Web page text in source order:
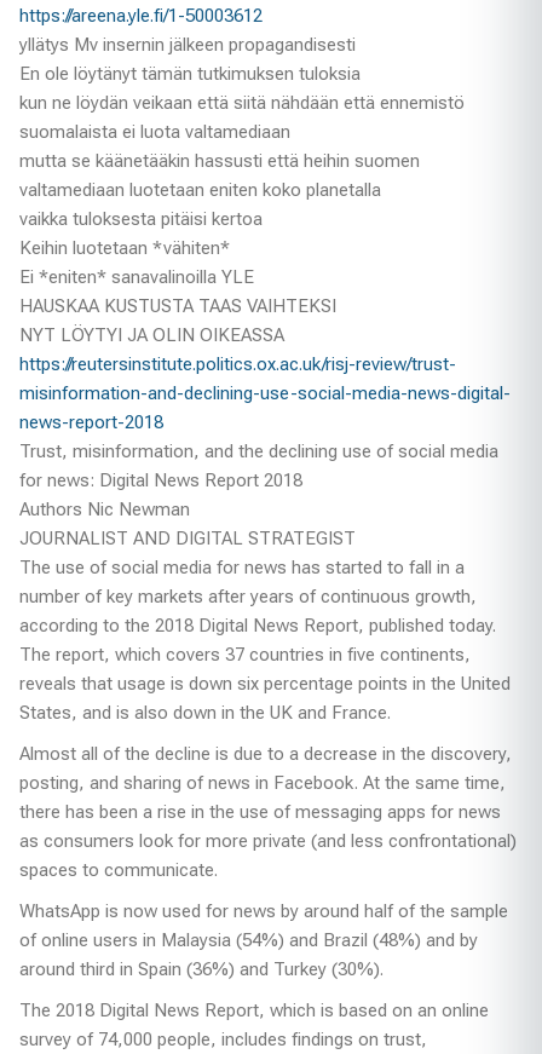
https://areena.yle.fi/1-50003612
yllätys Mv insernin jälkeen propagandisesti
En ole löytänyt tämän tutkimuksen tuloksia
kun ne löydän veikaan että siitä nähdään että ennemistö
suomalaista ei luota valtamediaan
mutta se käänetääkin hassusti että heihin suomen
valtamediaan luotetaan eniten koko planetalla
vaikka tuloksesta pitäisi kertoa
Keihin luotetaan *vähiten*
Ei *eniten* sanavalinoilla YLE
HAUSKAA KUSTUSTA TAAS VAIHTEKSI
NYT LÖYTYI JA OLIN OIKEASSA
https://reutersinstitute.politics.ox.ac.uk/risj-review/trust-
misinformation-and-declining-use-social-media-news-digital-
news-report-2018
Trust, misinformation, and the declining use of social media
for news: Digital News Report 2018
Authors Nic Newman
JOURNALIST AND DIGITAL STRATEGIST
The use of social media for news has started to fall in a
number of key markets after years of continuous growth,
according to the 2018 Digital News Report, published today.
The report, which covers 37 countries in five continents,
reveals that usage is down six percentage points in the United
States, and is also down in the UK and France.
Almost all of the decline is due to a decrease in the discovery,
posting, and sharing of news in Facebook. At the same time,
there has been a rise in the use of messaging apps for news
as consumers look for more private (and less confrontational)
spaces to communicate.
WhatsApp is now used for news by around half of the sample
of online users in Malaysia (54%) and Brazil (48%) and by
around third in Spain (36%) and Turkey (30%).
The 2018 Digital News Report, which is based on an online
survey of 74,000 people, includes findings on trust,